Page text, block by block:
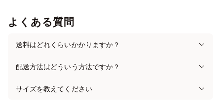
よくある質問
送料はどれくらいかかりますか？
配送方法はどういう方法ですか？
サイズを教えてください